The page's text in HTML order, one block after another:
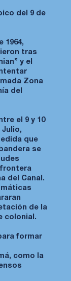
del 9 de
1964,
tras
y el
Zona
del
el 9 y 10
Julio,
que
se
frontera
del Canal.
de la
colonial.
formar
como la